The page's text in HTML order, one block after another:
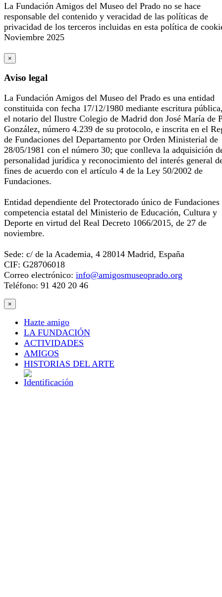
La Fundación Amigos del Museo del Prado no se hace
responsable del contenido y veracidad de las políticas de
privacidad de los terceros incluidas en esta política de
Noviembre 2025
×
Aviso legal
La Fundación Amigos del Museo del Prado es una entidad
constituida con fecha 17/12/1980 mediante escritura
el notario del Ilustre Colegio de Madrid don José María de
González, número 4.239 de su protocolo, e inscrita en el
de Fundaciones del Departamento por Orden Ministerial de
28/05/1981 con el número 30; que conlleva la adquisición
personalidad jurídica y reconocimiento del interés general
fines de acuerdo con el artículo 4 de la Ley 50/2002 de
Fundaciones.
Entidad dependiente del Protectorado único de Fundaciones
competencia estatal del Ministerio de Educación, Cultura y
Deporte en virtud del Real Decreto 1066/2015, de 27 de
noviembre.
Sede: c/ de la Academia, 4 28014 Madrid, España
CIF: G28706018
Correo electrónico: info@amigosmuseoprado.org
Teléfono: 91 420 20 46
×
Hazte amigo
LA FUNDACIÓN
ACTIVIDADES
AMIGOS
HISTORIAS DEL ARTE